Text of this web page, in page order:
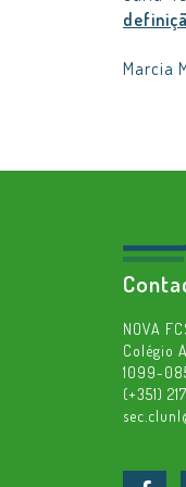
Marcia
NOVA
Colégio
1099-
(+351)